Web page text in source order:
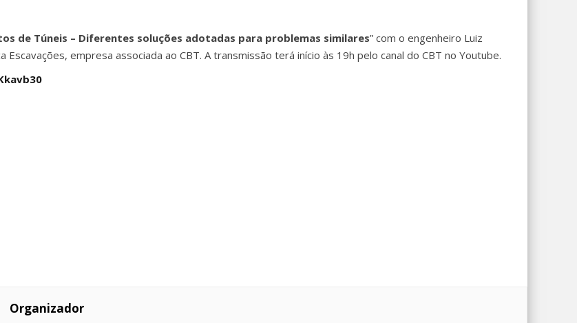
de Túneis – Diferentes soluções adotadas para problemas similares” com o engenheiro Luiz
empresa associada ao CBT. A transmissão terá início às 19h pelo canal do CBT no Youtube.
Organizador